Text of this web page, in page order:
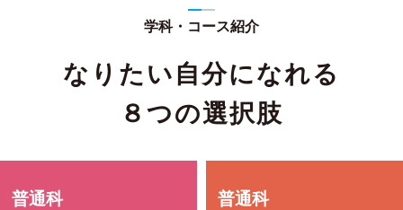
学科・コース紹介
なりたい自分になれる
８つの選択肢
普通科
普通科